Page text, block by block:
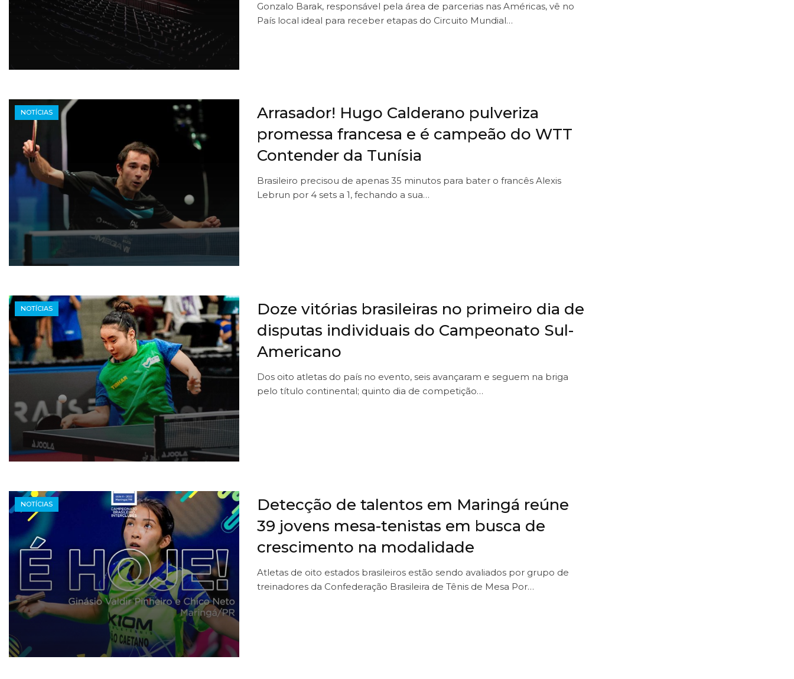
Gonzalo Barak, responsável pela área de parcerias nas Américas, vê no
País local ideal para receber etapas do Circuito Mundial…
NOTÍCIAS
Arrasador! Hugo Calderano pulveriza
promessa francesa e é campeão do WTT
Contender da Tunísia
Brasileiro precisou de apenas 35 minutos para bater o francês Alexis
Lebrun por 4 sets a 1, fechando a sua…
NOTÍCIAS
Doze vitórias brasileiras no primeiro dia de
disputas individuais do Campeonato Sul-
Americano
Dos oito atletas do país no evento, seis avançaram e seguem na briga
pelo título continental; quinto dia de competição…
NOTÍCIAS
Detecção de talentos em Maringá reúne
39 jovens mesa-tenistas em busca de
crescimento na modalidade
Atletas de oito estados brasileiros estão sendo avaliados por grupo de
treinadores da Confederação Brasileira de Tênis de Mesa Por…